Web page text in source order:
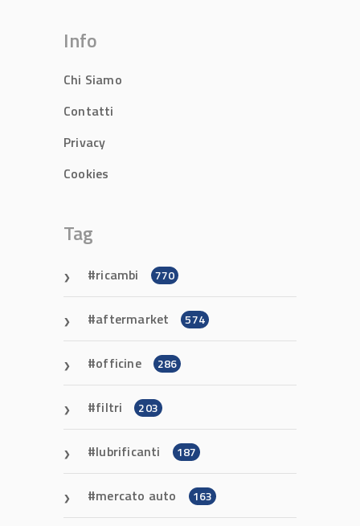
Info
Chi Siamo
Contatti
Privacy
Cookies
Tag
ricambi 770
aftermarket 574
officine 286
filtri 203
lubrificanti 187
mercato auto 163